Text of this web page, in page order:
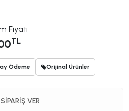
Fiyatı
TL
Ödeme Orijinal Ürünler
VER